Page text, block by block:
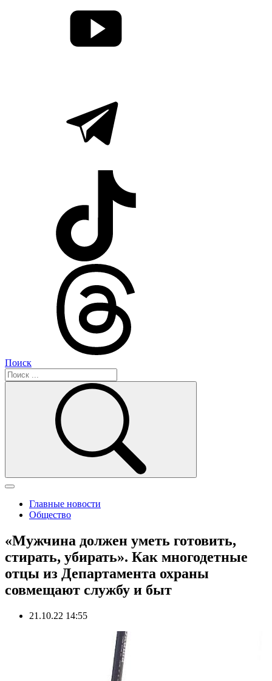
Поиск
Главные новости
Общество
«Мужчина должен уметь готовить,
стирать, убирать». Как многодетные
отцы из Департамента охраны
совмещают службу и быт
21.10.22 14:55